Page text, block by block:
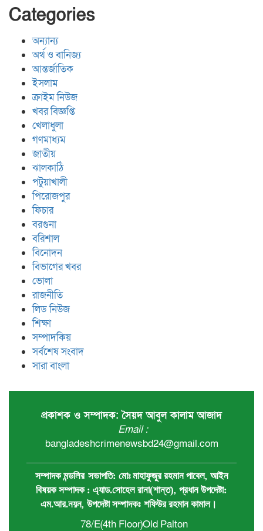
Categories
অন্যান্য
অর্থ ও বানিজ্য
আন্তর্জাতিক
ইসলাম
ক্রাইম নিউজ
খবর বিজ্ঞপ্তি
খেলাধুলা
গণমাধ্যম
জাতীয়
ঝালকাঠি
পটুয়াখালী
পিরোজপুর
ফিচার
বরগুনা
বরিশাল
বিনোদন
বিভাগের খবর
ভোলা
রাজনীতি
লিড নিউজ
শিক্ষা
সম্পাদকিয়
সর্বশেষ সংবাদ
সারা বাংলা
প্রকাশক ও সম্পাদক: সৈয়দ আবুল কালাম আজাদ
Email :
bangladeshcrimenewsbd24@gmail.com
সম্পাদক মন্ডলির সভাপতি: মোঃ মাহাফুজুর রহমান পাবেল, আইন
বিষয়ক সম্পাদক : ‍এ্যাড.সোহেল রানা(শান্ত), প্রধান ‍উপদেষ্টা:
এম.আর.নয়ন, উপদেষ্টা সম্পাদকঃ শফিউর রহমান কামাল।
78/E(4th Floor)Old Palton